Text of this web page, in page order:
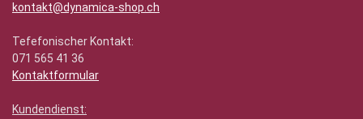
kontakt@dynamica-shop.ch
Tefefonischer Kontakt:
071 565 41 36
Kontaktformular
Kundendienst: